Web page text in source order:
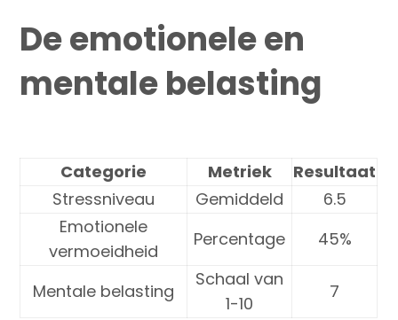
De emotionele en
mentale belasting
Categorie Metriek
Resultaat
Stressniveau
Gemiddeld
6.5
Emotionele
vermoeidheid
Percentage 45%
Mentale belasting
Schaal van
1-10
7